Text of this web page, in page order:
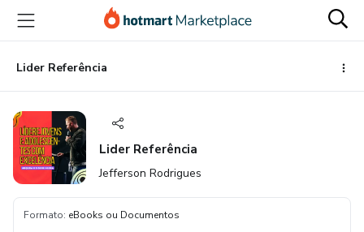
para
conteúdo
principal
para
pagamento
para
rodapé
Lider Referência
Lider Referência
Jefferson Rodrigues
Formato: eBooks ou Documentos